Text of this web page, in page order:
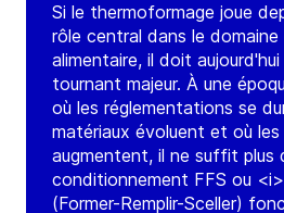
Si le thermoformage joue
rôle central dans le domaine
alimentaire, il doit
tournant majeur. À une
où les réglementations se
matériaux évoluent et où
augmentent, il ne suffit plus
conditionnement FFS ou
(Former-Remplir-Sceller)